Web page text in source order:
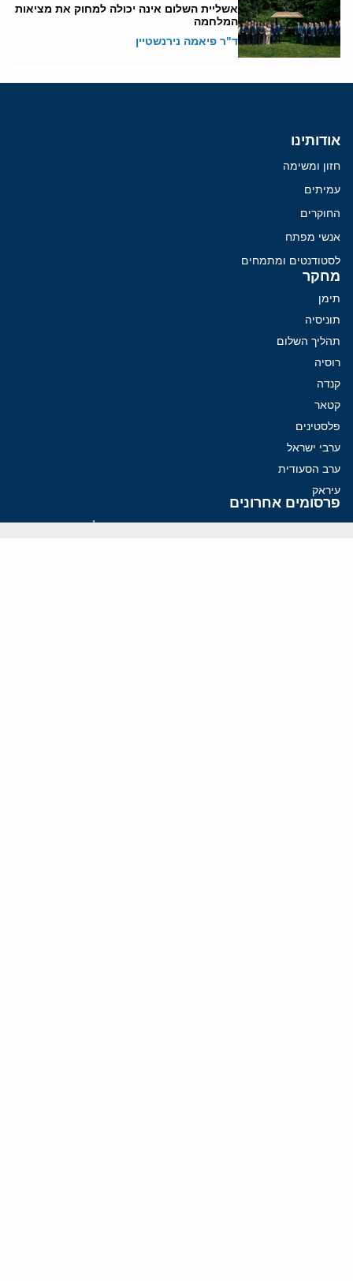
אשליית השלום אינה יכולה למחוק את מציאות
המלחמה
ד"ר פיאמה נירנשטיין
אודותינו
חזון ומשימה
עמיתים
החוקרים
אנשי מפתח
לסטודנטים ומתמחים
מחקר
תימן
תוניסיה
תהליך השלום
רוסיה
קנדה
קטאר
פלסטינים
ערבי ישראל
ערב הסעודית
עיראק
פרסומים אחרונים
פזשכיאן רוצה הסדרה, השמרנים באיראן רוצים מנוף לחץ בהורמוז